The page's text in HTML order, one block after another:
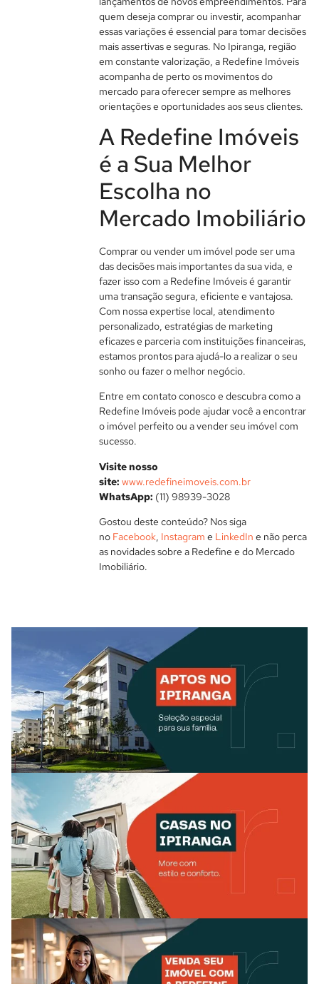
quem deseja comprar ou investir, acompanhar
essas variações é essencial para tomar decisões
mais assertivas e seguras. No Ipiranga, região
em constante valorização, a Redefine Imóveis
acompanha de perto os movimentos do
mercado para oferecer sempre as melhores
orientações e oportunidades aos seus clientes.
A Redefine Imóveis
é a Sua Melhor
Escolha no
Mercado Imobiliário
Comprar ou vender um imóvel pode ser uma
das decisões mais importantes da sua vida, e
fazer isso com a Redefine Imóveis é garantir
uma transação segura, eficiente e vantajosa.
Com nossa expertise local, atendimento
personalizado, estratégias de marketing
eficazes e parceria com instituições financeiras,
estamos prontos para ajudá-lo a realizar o seu
sonho ou fazer o melhor negócio.
Entre em contato conosco e descubra como a
Redefine Imóveis pode ajudar você a encontrar
o imóvel perfeito ou a vender seu imóvel com
sucesso.
Visite nosso
site: www.redefineimoveis.com.br
WhatsApp: (11) 98939-3028
Gostou deste conteúdo? Nos siga
no Facebook, Instagram e LinkedIn e não perca
as novidades sobre a Redefine e do Mercado
Imobiliário.